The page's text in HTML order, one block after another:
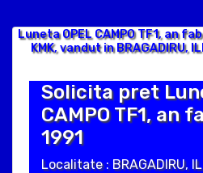
Luneta OPEL CAMPO TF1, an
KMK, vandut in BRAGADIRU,
Solicita pret
CAMPO TF1, an
1991
Localitate : BRAGADIRU,